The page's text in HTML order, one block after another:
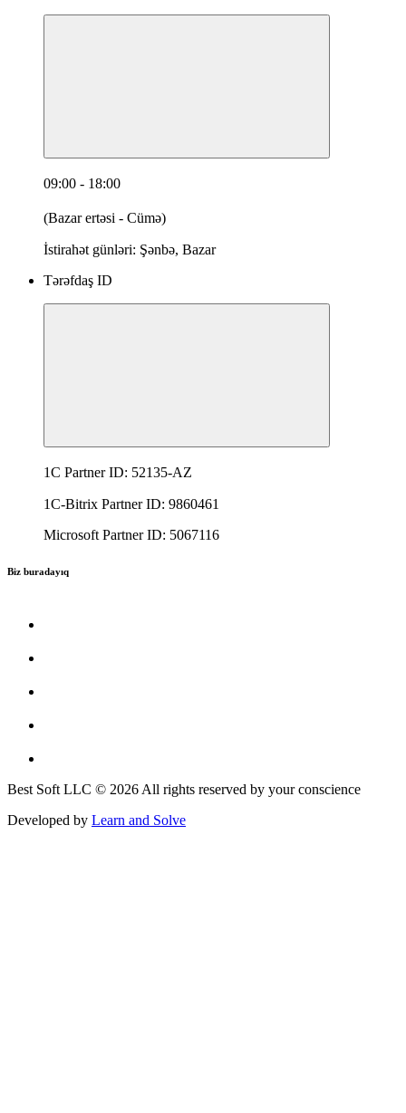
09:00 - 18:00
(Bazar ertəsi - Cümə)
İstirahət günləri: Şənbə, Bazar
Tərəfdaş ID
1C Partner ID: 52135-AZ
1C-Bitrix Partner ID: 9860461
Microsoft Partner ID: 5067116
Biz buradayıq
Best Soft LLC © 2026 All rights reserved by your conscience
Developed by Learn and Solve